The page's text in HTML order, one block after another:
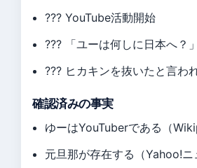
??? YouTube活動開始
??? 「ユーは何しに日本へ？
??? ヒカキンを抜いたと言わ
確認済みの事実
ゆーはYouTuberである（
元旦那が存在する（Yahoo!ニ